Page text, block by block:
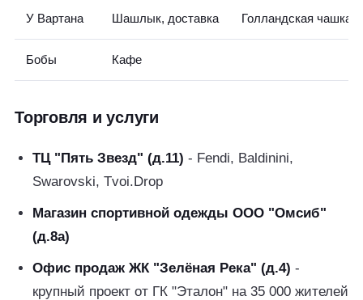
У Вартана Шашлык, доставка Голландская чашка
Бобы Кафе
Торговля и услуги
ТЦ "Пять Звезд" (д.11) - Fendi, Baldinini,
Swarovski, Tvoi.Drop
Магазин спортивной одежды ООО "Омсиб"
(д.8а)
Офис продаж ЖК "Зелёная Река" (д.4) -
крупный проект от ГК "Эталон" на 35 000 жителей